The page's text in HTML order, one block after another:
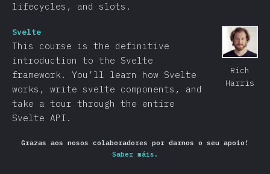
lifecycles, and slots.
Rich
Harris
Svelte
This course is the definitive
introduction to the Svelte
framework. You’ll learn how Svelte
works, write svelte components, and
take a tour through the entire
Svelte API.
Grazas aos nosos colaboradores por darnos o seu apoio!
Saber máis.